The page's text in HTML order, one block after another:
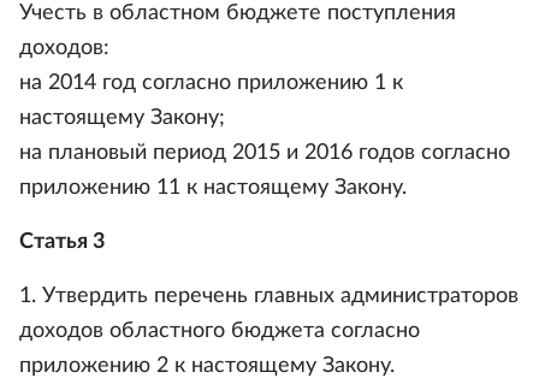
Учесть в областном бюджете поступления
доходов:
на 2014 год согласно приложению 1 к
настоящему Закону;
на плановый период 2015 и 2016 годов согласно
приложению 11 к настоящему Закону.
Статья 3
1. Утвердить перечень главных администраторов
доходов областного бюджета согласно
приложению 2 к настоящему Закону.